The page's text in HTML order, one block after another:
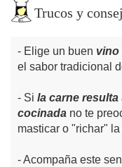
Trucos y
Elige un buen vino
el sabor tradicional
Si la carne
cocinada no te
masticar o "richar" la
Acompaña este